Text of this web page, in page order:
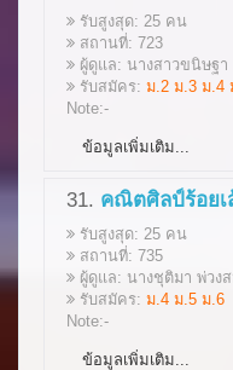
รับสูงสุด: 25 คน
สถานที่: 723
ผู้ดูแล: นางสาวขนิษฐ
รับสมัคร: ม.2 ม.3 ม.4
Note:-
ข้อมูลเพิ่มเติม...
31. คณิตศิลป์ร้อยเ
รับสูงสุด: 25 คน
สถานที่: 735
ผู้ดูแล: นางชุติมา พ่วง
รับสมัคร: ม.4 ม.5 ม.6
Note:-
ข้อมูลเพิ่มเติม...